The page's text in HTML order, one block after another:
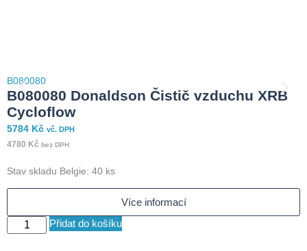
B080080
B080080 Donaldson Čistič vzduchu XRB
Cycloflow
5784 Kč vč. DPH
4780 Kč bez DPH
Stav skladu Belgie: 40 ks
Více informací
Přidat do košíku